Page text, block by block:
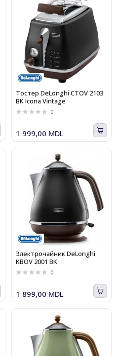
Тостер DeLonghi CTOV 2103
BK Icona Vintage
0
1 999,00 MDL
Электрочайник DeLonghi
KBOV 2001 BK
0
1 899,00 MDL